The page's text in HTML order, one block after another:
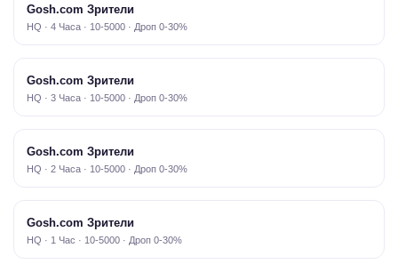
Gosh.com Зрители
HQ · 4 Часа · 10-5000 · Дроп 0-30%
Gosh.com Зрители
HQ · 3 Часа · 10-5000 · Дроп 0-30%
Gosh.com Зрители
HQ · 2 Часа · 10-5000 · Дроп 0-30%
Gosh.com Зрители
HQ · 1 Час · 10-5000 · Дроп 0-30%